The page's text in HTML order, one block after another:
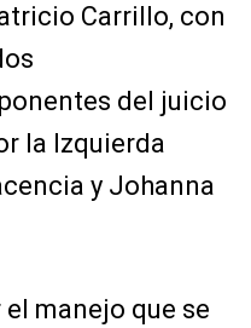
Carrillo, con
del juicio
la Izquierda
y Johanna
manejo que se